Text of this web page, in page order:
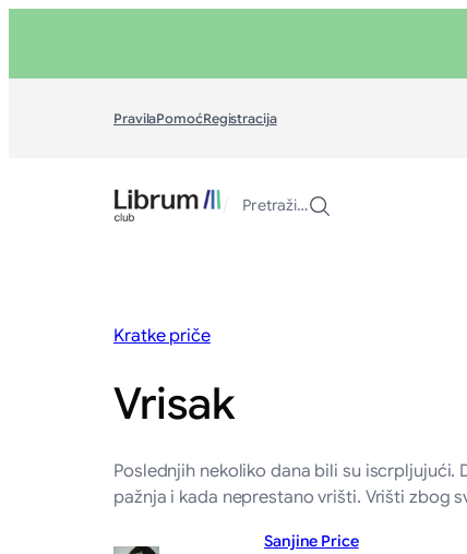
sadržaj
PravilaPomoćRegistracija
/ Pretraži…
Kratke priče
Vrisak
Poslednjih nekoliko dana bili su iscrpljujući.
pažnja i kada neprestano vrišti. Vrišti zbog
Sanjine Price